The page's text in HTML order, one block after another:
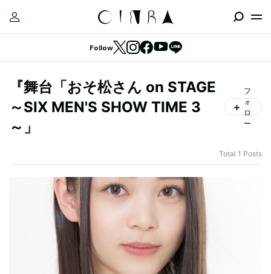
Follow
『舞台「おそ松さん on STAGE
～SIX MEN'S SHOW TIME 3
～」
フ
ォ
ロ
ー
Total 1 Posts